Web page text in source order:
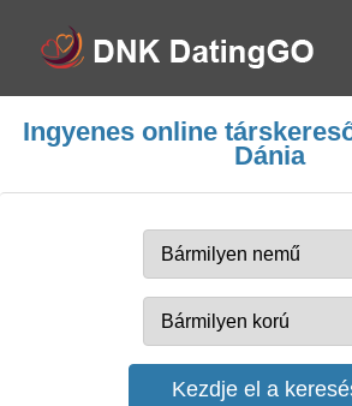
Ingyenes online
Dánia